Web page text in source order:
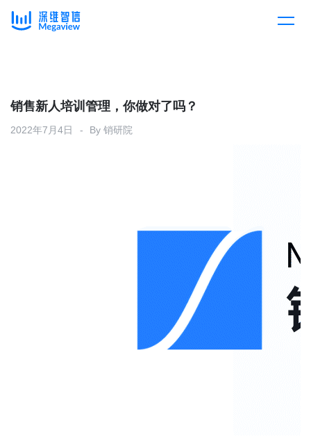
产品总览
解决方案
销售新人培训管理，你做对了吗？
2022年7月4日 By 销研院